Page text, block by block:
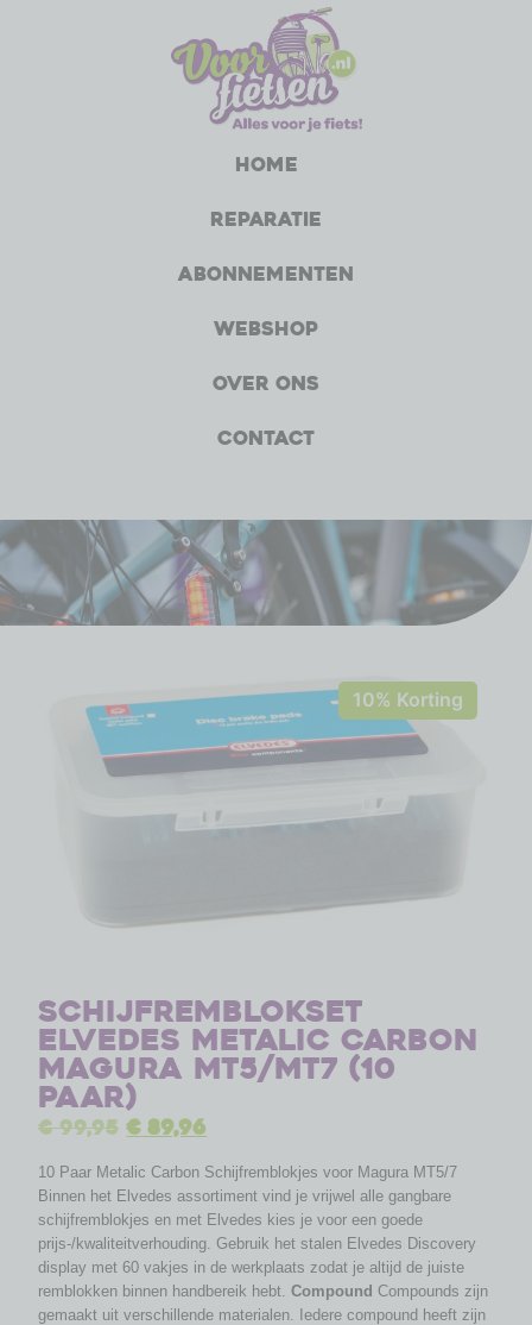
Home
Reparatie
Abonnementen
Webshop
Over ons
Contact
10% Korting
Schijfremblokset
Elvedes Metalic Carbon
Magura MT5/MT7 (10
paar)
€99,95 €89,96
10 Paar Metalic Carbon Schijfremblokjes voor Magura MT5/7
Binnen het Elvedes assortiment vind je vrijwel alle gangbare
schijfremblokjes en met Elvedes kies je voor een goede
prijs-/kwaliteitverhouding. Gebruik het stalen Elvedes Discovery
display met 60 vakjes in de werkplaats zodat je altijd de juiste
remblokken binnen handbereik hebt.Compound Compounds zijn
gemaakt uit verschillende materialen. Iedere compound heeft zijn